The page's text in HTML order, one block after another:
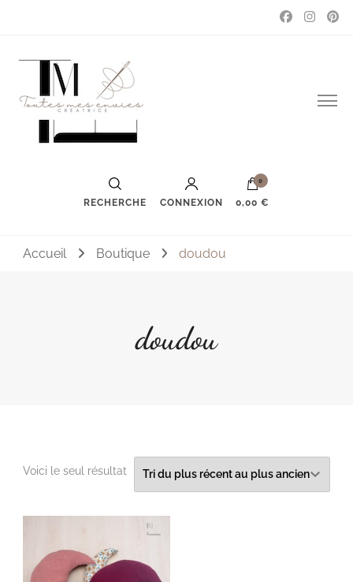
Toutes mes envies
Couture, accessoires, mode, bijoux …
RECHERCHE CONNEXION
0
0,00 €
Accueil Boutique doudou
doudou
Voici le seul résultat